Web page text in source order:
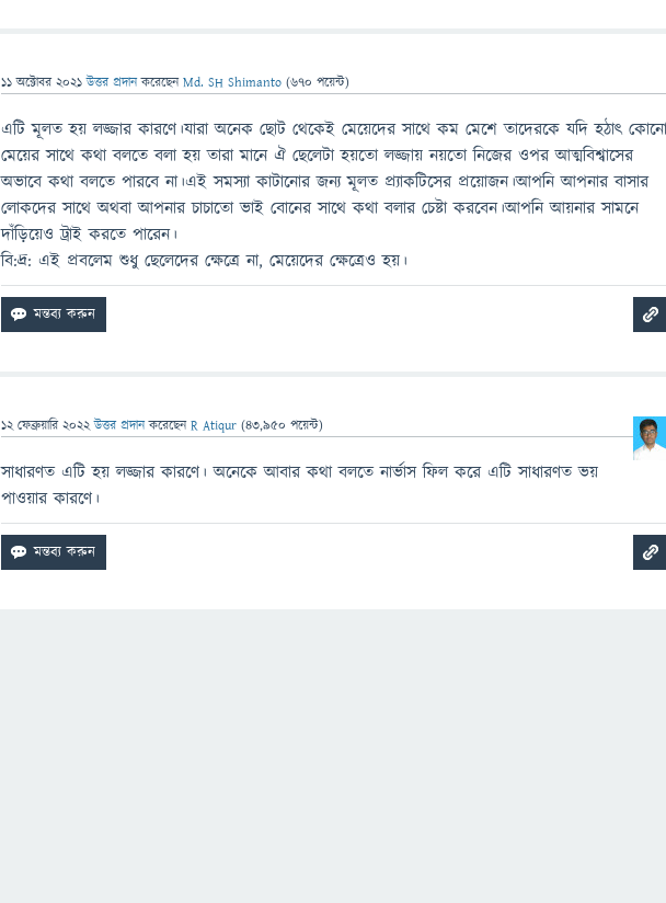
11 অক্টোবর 2021 উত্তর প্রদান করেছেনMd. SH Shimanto (670 পয়েন্ট)
এটি মূলত হয় লজ্জার কারণে।যারা অনেক ছোট থেকেই মেয়েদের সাথে কম মেশে তাদেরকে যদি হঠাৎ
মেয়ের সাথে কথা বলতে বলা হয় তারা মানে ঐ ছেলেটা হয়তো লজ্জায় নয়তো নিজের ওপর আত্মবিশ্বাসের
অভাবে কথা বলতে পারবে না।এই সমস্যা কাটানোর জন্য মূলত প্র্যাকটিসের প্রয়োজন।আপনি আপনার বাসার
লোকদের সাথে অথবা আপনার চাচাতো ভাই বোনের সাথে কথা বলার চেষ্টা করবেন।আপনি আয়নার সামনে
দাঁড়িয়েও ট্রাই করতে পারেন।
বি:দ্র: এই প্রবলেম শুধু ছেলেদের ক্ষেত্রে না, মেয়েদের ক্ষেত্রেও হয়।
12 ফেব্রুয়ারি 2022 উত্তর প্রদান করেছেনR Atiqur (43,950 পয়েন্ট)
সাধারণত এটি হয় লজ্জার কারণে। অনেকে আবার কথা বলতে নার্ভাস ফিল করে এটি সাধারণত ভয়
পাওয়ার কারণে।